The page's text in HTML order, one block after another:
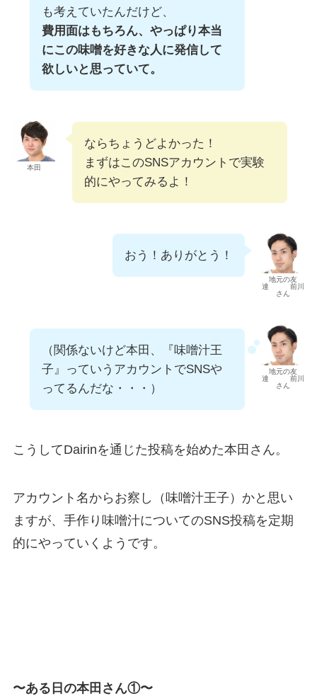
も考えていたんだけど、
費用面はもちろん、やっぱり本当
にこの味噌を好きな人に発信して
欲しいと思っていて。
本田
ならちょうどよかった！
まずはこのSNSアカウントで実験
的にやってみるよ！
地元の友
達 前川
さん
おう！ありがとう！
地元の友
達 前川
さん
（関係ないけど本田、『味噌汁王
子』っていうアカウントでSNSや
ってるんだな・・・）
こうしてDairinを通じた投稿を始めた本田さん。
アカウント名からお察し（味噌汁王子）かと思い
ますが、手作り味噌汁についてのSNS投稿を定期
的にやっていくようです。
〜ある日の本田さん①〜